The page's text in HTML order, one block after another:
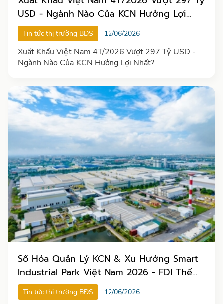
USD - Ngành Nào Của KCN Hưởng Lợi
Nhất?
Tin tức thị trường BĐS 12/06/2026
Xuất Khẩu Việt Nam 4T/2026 Vượt 297 Tỷ USD -
Ngành Nào Của KCN Hưởng Lợi Nhất?
Số Hóa Quản Lý KCN & Xu Hướng Smart
Industrial Park Việt Nam 2026 - FDI Thế
Hệ Mới Đòi Hỏi Gì?
Tin tức thị trường BĐS 12/06/2026